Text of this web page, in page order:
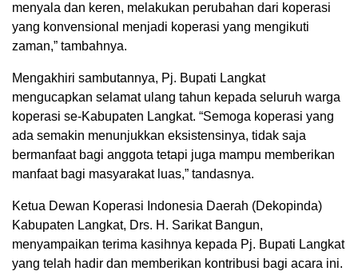
menyala dan keren, melakukan perubahan dari koperasi
yang konvensional menjadi koperasi yang mengikuti
zaman,” tambahnya.
Mengakhiri sambutannya, Pj. Bupati Langkat
mengucapkan selamat ulang tahun kepada seluruh warga
koperasi se-Kabupaten Langkat. “Semoga koperasi yang
ada semakin menunjukkan eksistensinya, tidak saja
bermanfaat bagi anggota tetapi juga mampu memberikan
manfaat bagi masyarakat luas,” tandasnya.
Ketua Dewan Koperasi Indonesia Daerah (Dekopinda)
Kabupaten Langkat, Drs. H. Sarikat Bangun,
menyampaikan terima kasihnya kepada Pj. Bupati Langkat
yang telah hadir dan memberikan kontribusi bagi acara ini.